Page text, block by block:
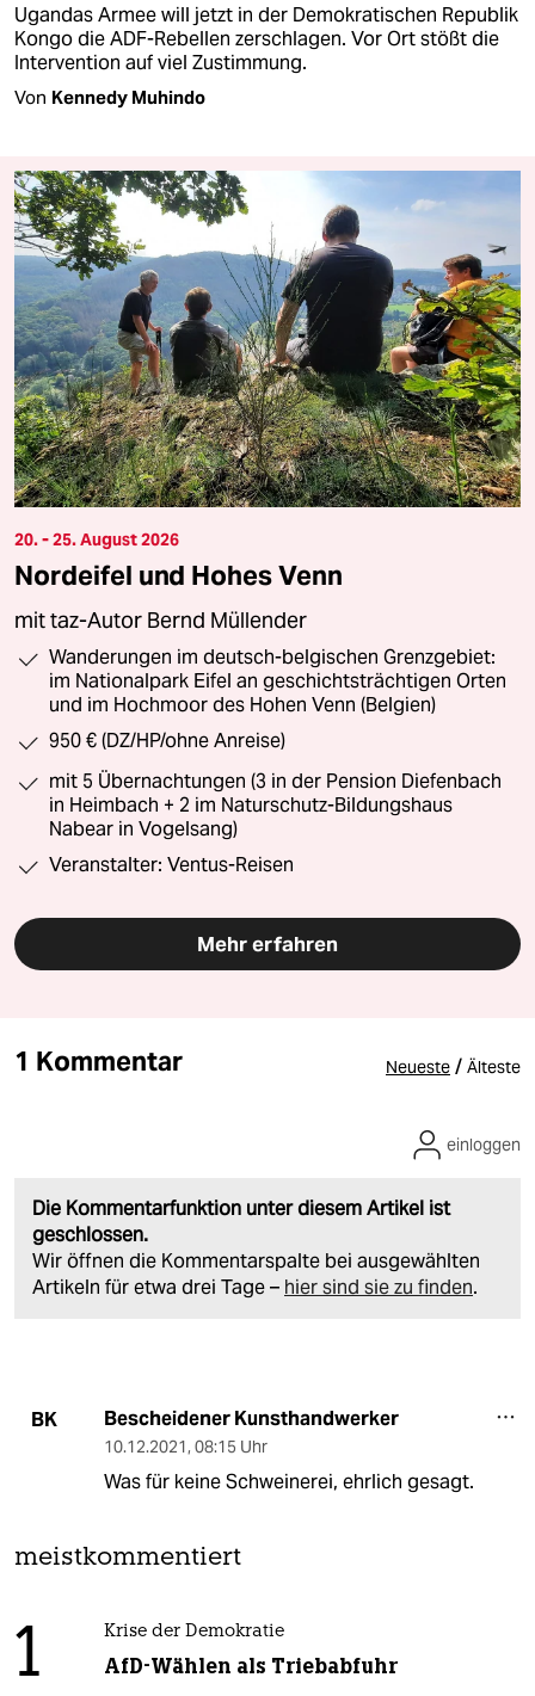
Ugandas Armee will jetzt in der Demokratischen Republik
Kongo die ADF-Rebellen zerschlagen. Vor Ort stößt die
Intervention auf viel Zustimmung.
Von Kennedy Muhindo
20. - 25. August 2026
Nordeifel und Hohes Venn
mit taz-Autor Bernd Müllender
Wanderungen im deutsch-belgischen Grenzgebiet:
im Nationalpark Eifel an geschichtsträchtigen Orten
und im Hochmoor des Hohen Venn (Belgien)
950 € (DZ/HP/ohne Anreise)
mit 5 Übernachtungen (3 in der Pension Diefenbach
in Heimbach + 2 im Naturschutz-Bildungshaus
Nabear in Vogelsang)
Veranstalter: Ventus-Reisen
Mehr erfahren
1 Kommentar Neueste / Älteste
Die Kommentarfunktion unter diesem Artikel ist
geschlossen.
Wir öffnen die Kommentarspalte bei ausgewählten
Artikeln für etwa drei Tage – hier sind sie zu finden.
einloggen
BK Bescheidener Kunsthandwerker
10.12.2021, 08:15 Uhr
Was für keine Schweinerei, ehrlich gesagt.
meistkommentiert
1 Krise der Demokratie
AfD-Wählen als Triebabfuhr